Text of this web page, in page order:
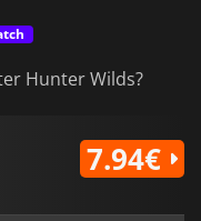
Hunter Wilds?
7.94€